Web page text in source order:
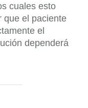
cuales esto
que el paciente
el
dependerá